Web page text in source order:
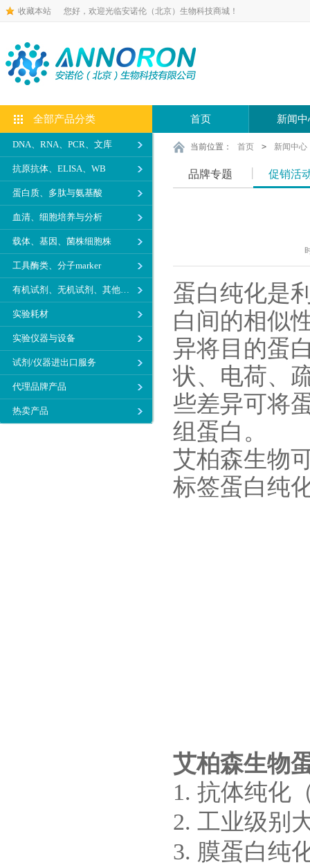
收藏本站 您好，欢迎光临安诺伦（北京）生物科技商城！
全部产品分类
DNA、RNA、PCR、文库
抗原抗体、ELISA、WB
蛋白质、多肽与氨基酸
血清、细胞培养与分析
载体、基因、菌株细胞株
工具酶类、分子marker
有机试剂、无机试剂、其他生化试剂
实验耗材
实验仪器与设备
试剂/仪器进出口服务
代理品牌产品
热卖产品
首页 新闻中
当前位置： 首页 > 新闻中心
品牌专题 促销活
蛋白纯化是
白间的相似
异将目的蛋
状、电荷、
些差异可将
组蛋白。
艾柏森生物
标签蛋白纯
艾柏森生物
1. 抗体纯化
2. 工业级别
3. 膜蛋白纯